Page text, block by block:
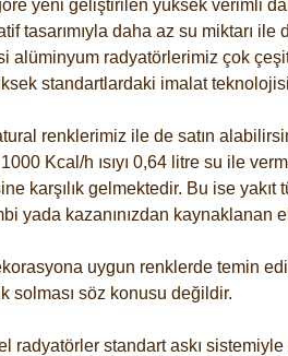
yeni geliştirilen yüksek verimli
tasarımıyla daha az su miktarı ile
alüminyum radyatörlerimiz çok
standartlardaki imalat
renklerimiz ile de satın
Kcal/h ısıyı 0,64 litre su ile
karşılık gelmektedir. Bu ise
yada kazanınızdan
uygun renklerde temin
solması söz konusu değildir.
radyatörler standart askı